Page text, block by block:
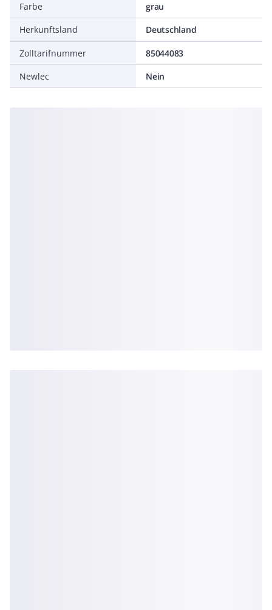
Farbe
grau
Herkunftsland
Deutschland
Zolltarifnummer
85044083
Newlec
Nein